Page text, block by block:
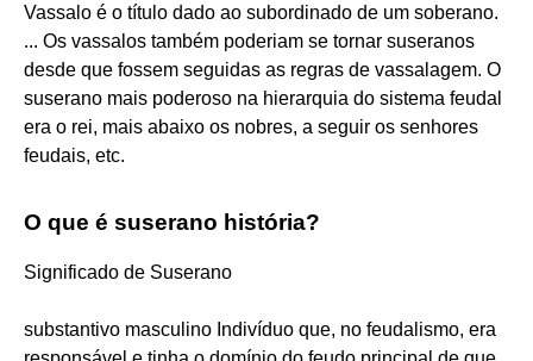
Vassalo é o título dado ao subordinado de um soberano.
... Os vassalos também poderiam se tornar suseranos
desde que fossem seguidas as regras de vassalagem. O
suserano mais poderoso na hierarquia do sistema feudal
era o rei, mais abaixo os nobres, a seguir os senhores
feudais, etc.
O que é suserano história?
Significado de Suserano
substantivo masculino Indivíduo que, no feudalismo, era